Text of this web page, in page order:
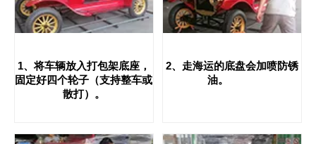
1、将车辆放入打包架底座，
固定好四个轮子（支持整车或
散打）。
2、走海运的底盘会加喷防锈
油。